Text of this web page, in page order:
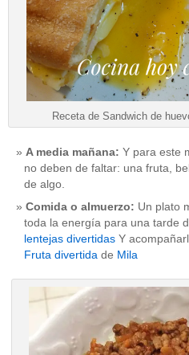
Receta de Sandwich de
A media mañana: Y para este
no deben de faltar: una fruta,
de algo.
Comida o almuerzo: Un plato
toda la energía para una tarde
lentejas divertidas Y
Fruta divertida de Mila